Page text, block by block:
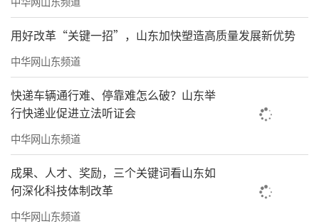
公共走廊宽度约2米，人员动线开阔；360°环幕
明用电，契合LEED自然光高效利用相关评价标
准。
用好改革“关键一招”，山东加快塑造高质量发展新优势
中华网山东频道
快递车辆通行难、停靠难怎么破？山东举
行快递业促进立法听证会
中华网山东频道
成果、人才、奖励，三个关键词看山东如
何深化科技体制改革
中华网山东频道